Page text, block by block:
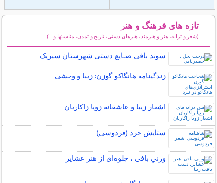
تازه های فرهنگ و هنر
(شعر و ترانه، هنر و هنرمند، هنرهای دستی، تاریخ و تمدن، مناسبتها و...)
سوند بافی صنایع دستی شهرستان سیریک
زندگینامه هانگاکو گوزن: زیبا و وحشی
اشعار زیبا و عاشقانه زویا زاکاریان
ستایش خرد (فردوسی)
ورني بافی ، جلوه‌ای از هنر عشاير